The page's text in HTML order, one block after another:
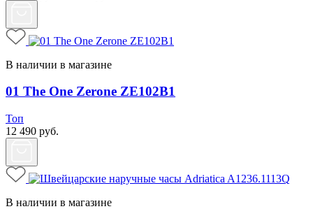
В наличии в магазине
01 The One Zerone ZE102B1
Топ
12 490 руб.
В наличии в магазине